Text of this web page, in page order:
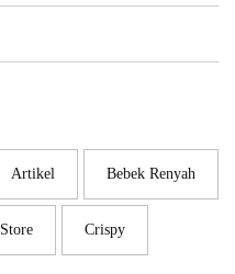
Artikel Bebek Renyah
Store Crispy